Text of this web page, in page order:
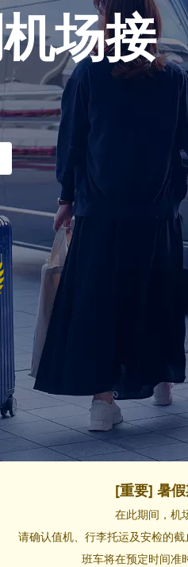
场接
[重要] 暑
在此期间，机
请确认值机、行李托运及安检的
班车将在预定时间准